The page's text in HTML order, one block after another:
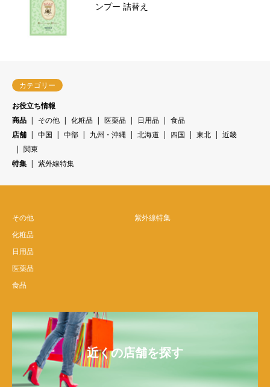
ンプー 詰替え
カテゴリー
お役立ち情報
商品
その他 化粧品 医薬品 日用品
食品
店舗
中国 中部 九州・沖縄 北海道 四国 東北
近畿
関東
特集
紫外線特集
その他
化粧品
日用品
医薬品
食品
紫外線特集
近くの店舗を探す